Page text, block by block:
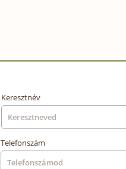
Keresztnév
Telefonszám